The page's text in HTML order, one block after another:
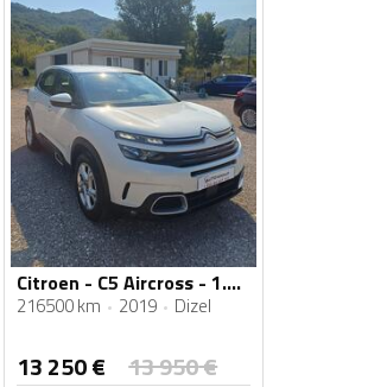
Citroen - C5 Aircross - 1.5hdi
216500 km 2019 Dizel
13 250€ 13 950€